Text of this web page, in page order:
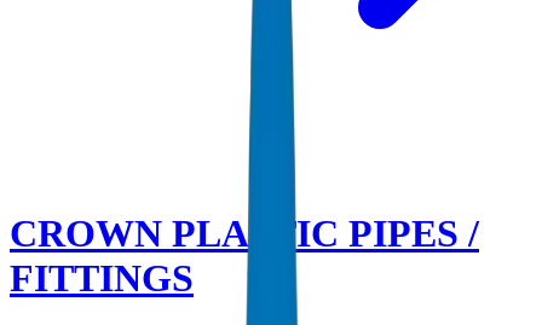
CROWN PLASTIC PIPES /
FITTINGS